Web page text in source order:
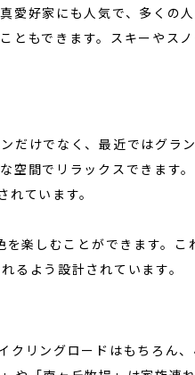
愛好家にも人気で、多くの
ともできます。スキーやス
だけでなく、最近ではグラ
空間でリラックスできます
ています。
楽しむことができます。こ
るよう設計されています。
クリングロードはもちろん